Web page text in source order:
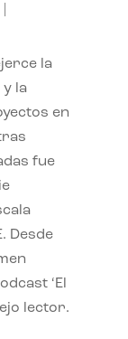
la
la
en
fue
Desde
‘El
lector.